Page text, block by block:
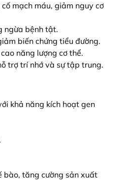
mạch máu, giảm nguy cơ
ngừa bệnh tật.
biến chứng tiểu đường.
năng lượng cơ thể.
trợ trí nhớ và sự tập trung.
khả năng kích hoạt gen
bào, tăng cường sản xuất